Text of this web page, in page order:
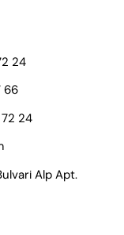
24
66
24
Alp Apt.